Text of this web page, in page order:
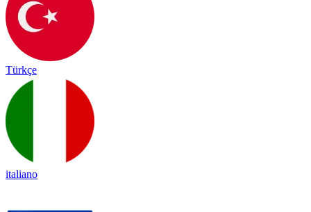
Türkçe
italiano